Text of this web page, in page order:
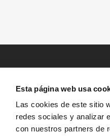
Esta página web usa
Las cookies de este sitio
redes sociales y analizar
con nuestros partners de